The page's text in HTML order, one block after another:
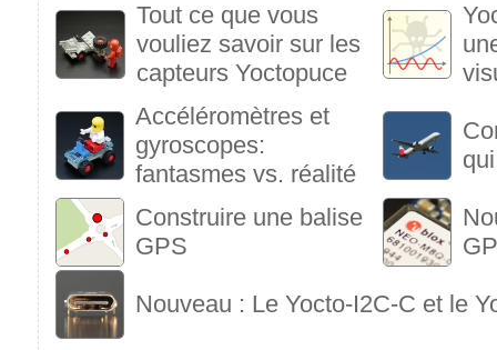
Tout ce que vous
vouliez savoir sur les
capteurs Yoctopuce
Accéléromètres et
gyroscopes:
fantasmes vs. réalité
Construire une balise
GPS
Nouveau : Le Yocto-I2C-C et le